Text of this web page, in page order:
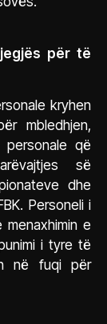
për të
kryhen
mbledhjen,
që
së
dhe
Personeli i
menaxhimin e
i tyre të
në fuqi për